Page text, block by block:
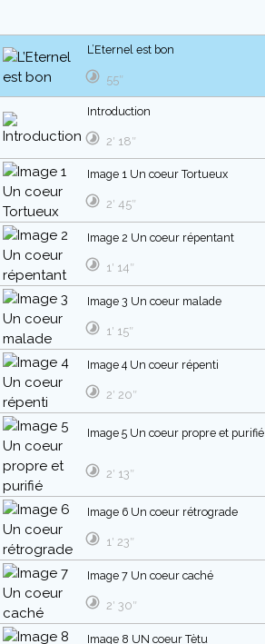
L’Eternel est bon
55″
Introduction
2′ 18″
Image 1 Un coeur Tortueux
2′ 45″
Image 2 Un coeur répentant
1′ 14″
Image 3 Un coeur malade
1′ 15″
Image 4 Un coeur répenti
2′ 20″
Image 5 Un coeur propre et purifié
2′ 13″
Image 6 Un coeur rétrograde
1′ 23″
Image 7 Un coeur caché
2′ 30″
Image 8 UN coeur Tètu